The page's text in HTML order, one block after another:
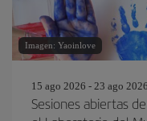
Imagen: Yaoinlove
15 ago 2026 - 23 ago 2026
Sesiones abiertas